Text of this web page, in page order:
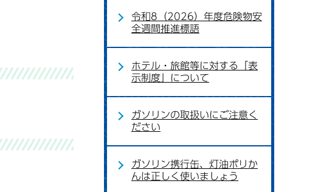
令和8（2026）年度危険物安
全週間推進標語
ホテル・旅館等に対する「表
示制度」について
ガソリンの取扱いにご注意く
ださい
ガソリン携行缶、灯油ポリか
んは正しく使いましょう